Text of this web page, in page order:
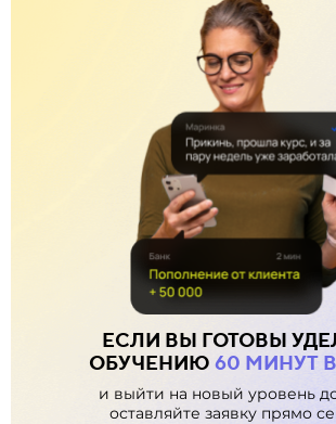
ЕСЛИ ВЫ ГОТОВЫ
ОБУЧЕНИЮ60 МИНУТ
и выйти на новый уровень
оставляйте заявку прямо